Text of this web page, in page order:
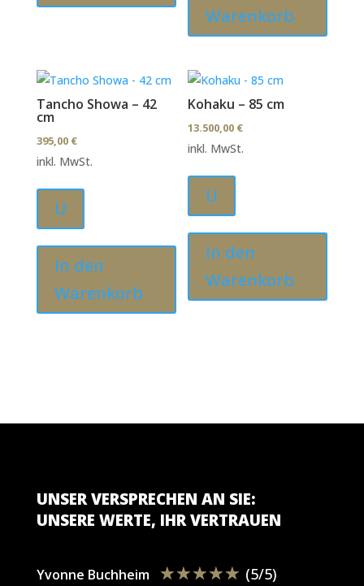
Warenkorb
Tancho Showa – 42
cm
395,00 €
inkl. MwSt.
U
In den
Warenkorb
Kohaku – 85 cm
13.500,00 €
inkl. MwSt.
U
In den
Warenkorb
UNSER VERSPRECHEN AN SIE:
UNSERE WERTE, IHR VERTRAUEN
Yvonne Buchheim ☆☆☆☆☆ (5/5)